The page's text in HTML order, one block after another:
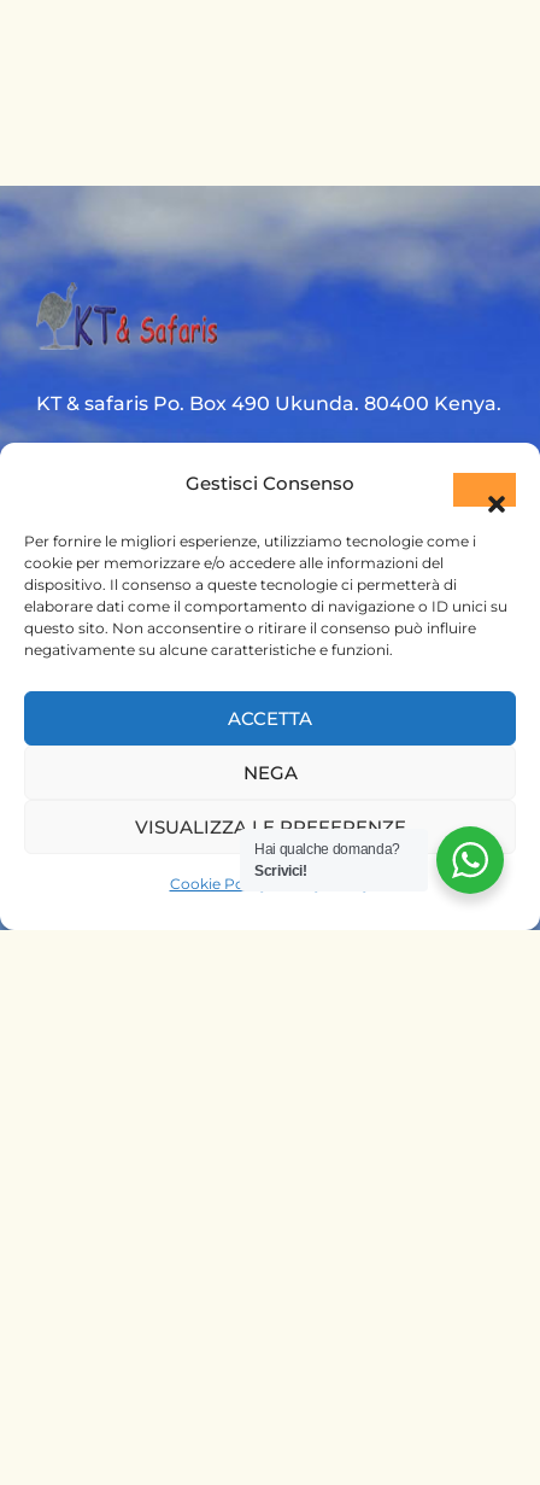
Gestisci Consenso
Per fornire le migliori esperienze, utilizziamo tecnologie come i
cookie per memorizzare e/o accedere alle informazioni del
dispositivo. Il consenso a queste tecnologie ci permetterà di
elaborare dati come il comportamento di navigazione o ID unici su
questo sito. Non acconsentire o ritirare il consenso può influire
negativamente su alcune caratteristiche e funzioni.
ACCETTA
NEGA
VISUALIZZA LE PREFERENZE
Cookie Policy
KT & safaris Po. Box 490 Ukunda. 80400 Kenya.
ktsafaris5177@gmail.com
SAFARI KENYA
Hai qualche domanda?
Scrivici!